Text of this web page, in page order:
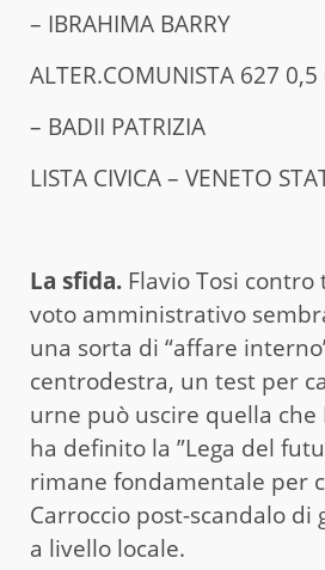
– IBRAHIMA BARRY
ALTER.COMUNISTA 627 0,5
– BADII PATRIZIA
LISTA CIVICA – VENETO
La sfida. Flavio Tosi
voto amministrativo
una sorta di “affare
centrodestra, un test per
urne può uscire quella
ha definito la ”Lega del
rimane fondamentale per
Carroccio post-scandalo di
a livello locale.